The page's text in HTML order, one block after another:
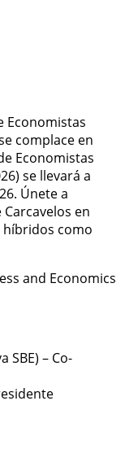
Economistas
complace en
Economistas
se llevará a
Únete a
en
híbridos como
and Economics
SBE) – Co-